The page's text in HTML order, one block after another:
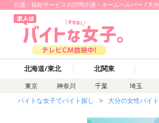
介護・福祉サービスの訪問介護・ホームヘルパー / 大
北海道/東北 北関東
東京 神奈川 千葉 埼玉
バイトな女子でバイト探し
大分の女性バイ